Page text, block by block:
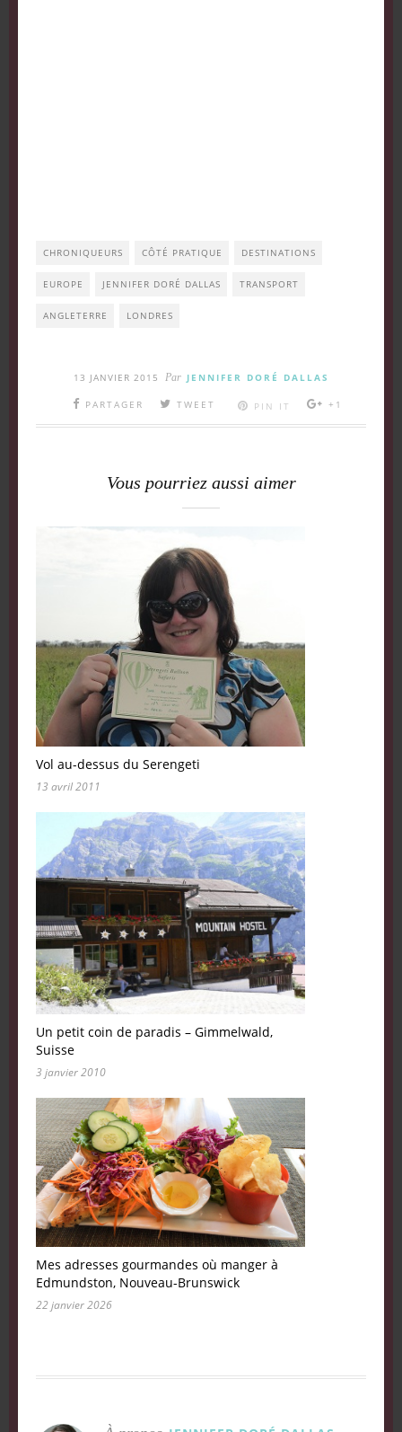
CHRONIQUEURS CÔTÉ PRATIQUE DESTINATIONS
EUROPE JENNIFER DORÉ DALLAS TRANSPORT
ANGLETERRE LONDRES
13 JANVIER 2015 Par JENNIFER DORÉ DALLAS
PARTAGER TWEET PIN IT +1
Vous pourriez aussi aimer
Vol au-dessus du Serengeti
13 avril 2011
Un petit coin de paradis – Gimmelwald,
Suisse
3 janvier 2010
Mes adresses gourmandes où manger à
Edmundston, Nouveau-Brunswick
22 janvier 2026